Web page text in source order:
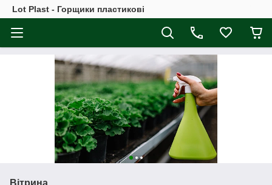
Lot Plast - Горщики пластикові